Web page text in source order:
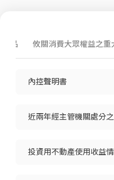
商品 攸關消費大眾權益之重
內控聲明書
近兩年經主管機關處分
投資用不動產使用收益